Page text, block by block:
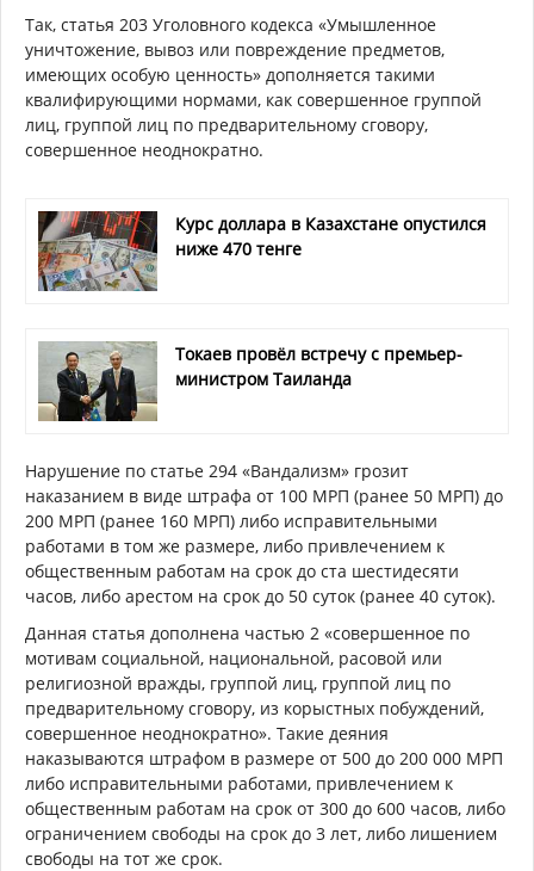
Так, статья 203 Уголовного кодекса «Умышленное
уничтожение, вывоз или повреждение предметов,
имеющих особую ценность» дополняется такими
квалифирующими нормами, как совершенное группой
лиц, группой лиц по предварительному сговору,
совершенное неоднократно.
Курс доллара в Казахстане опустился
ниже 470 тенге
Токаев провёл встречу с премьер-
министром Таиланда
Нарушение по статье 294 «Вандализм» грозит
наказанием в виде штрафа от 100 МРП (ранее 50 МРП) до
200 МРП (ранее 160 МРП) либо исправительными
работами в том же размере, либо привлечением к
общественным работам на срок до ста шестидесяти
часов, либо арестом на срок до 50 суток (ранее 40 суток).
Данная статья дополнена частью 2 «совершенное по
мотивам социальной, национальной, расовой или
религиозной вражды, группой лиц, группой лиц по
предварительному сговору, из корыстных побуждений,
совершенное неоднократно». Такие деяния
наказываются штрафом в размере от 500 до 200 000 МРП
либо исправительными работами, привлечением к
общественным работам на срок от 300 до 600 часов, либо
ограничением свободы на срок до 3 лет, либо лишением
свободы на тот же срок.